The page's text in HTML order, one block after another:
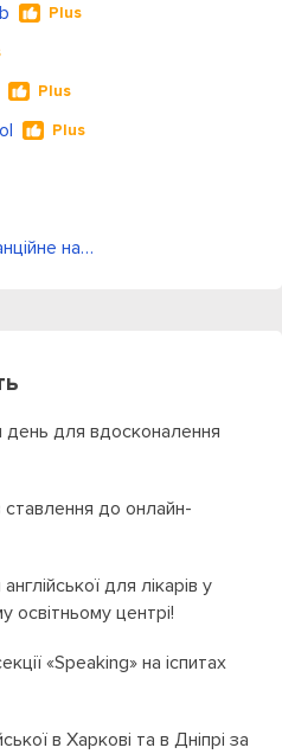
Plus
Plus
Plus
Green Forest. Дистанційне навчання
день для вдосконалення
ставлення до онлайн-
для лікарів у
центрі!
«Speaking» на іспитах
в Харкові та в Дніпрі за